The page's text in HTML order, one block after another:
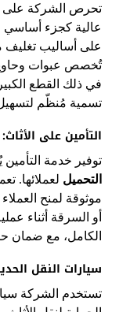
تحرص الشركة على
عالية كجزء أساسي
على أساليب تغليف
تُخصص عبوات
في ذلك القطع
تسمية مُنظّم لتسهيل
التأمين على الأثاث:
توفير خدمة
التحميل لعملائها.
موثوقة لمنح
أو السرقة أثناء
الكامل، مع ضمان
سيارات النقل
تستخدم الشركة